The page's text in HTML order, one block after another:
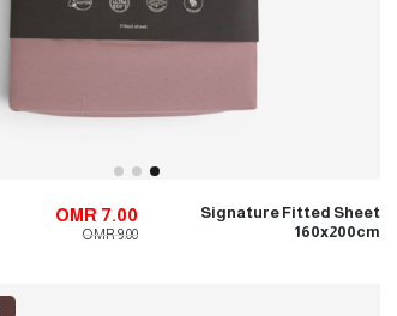
Signature Fitted Sheet
160x200cm
OMR 7.00
OMR 9.00